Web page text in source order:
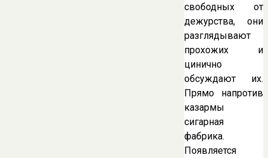
свободных от
дежурства, они
разглядывают
прохожих и
цинично
обсуждают их.
Прямо напротив
казармы
сигарная
фабрика.
Появляется